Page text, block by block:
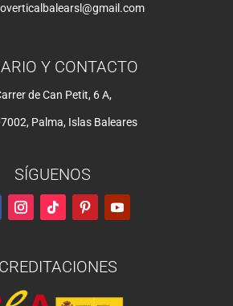
Y CONTACTO
de Can Petit, 6 A,
Palma, Islas Baleares
SÍGUENOS